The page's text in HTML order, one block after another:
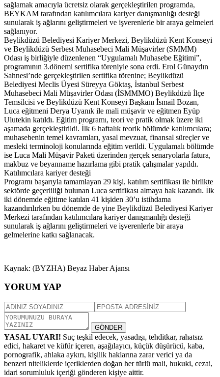
sağlamak amacıyla ücretsiz olarak gerçekleştirilen programda,
BEYKAM tarafından katılımcılara kariyer danışmanlığı desteği
sunularak iş ağlarını geliştirmeleri ve işverenlerle bir araya gelmeleri
sağlanıyor.
Beylikdüzü Belediyesi Kariyer Merkezi, Beylikdüzü Kent Konseyi
ve Beylikdüzü Serbest Muhasebeci Mali Müşavirler (SMMM)
Odası iş birliğiyle düzenlenen “Uygulamalı Muhasebe Eğitimi”,
programının 3.dönemi sertifika töreniyle sona erdi. Erol Günaydın
Sahnesi’nde gerçekleştirilen sertifika törenine; Beylikdüzü
Belediyesi Meclis Üyesi Süreyya Göktaş, İstanbul Serbest
Muhasebeci Mali Müşavirler Odası (İSMMMO) Beylikdüzü İlçe
Temsilcisi ve Beylikdüzü Kent Konseyi Başkanı İsmail Bozan,
Luca eğitmeni Derya Uyanık ile mali müşavir ve eğitmen Eyüp
Ulutekin katıldı. Eğitim programı, teori ve pratik olmak üzere iki
aşamada gerçekleştirildi. İlk 6 haftalık teorik bölümde katılımcılara;
muhasebenin temel kavramları, yasal mevzuat, finansal süreçler ve
mesleki terminoloji konularında eğitim verildi. Uygulamalı bölümde
ise Luca Mali Müşavir Paketi üzerinden gerçek senaryolarla fatura,
makbuz ve beyanname hazırlama gibi pratik çalışmalar yapıldı.
Katılımcılara kariyer desteği
Programı başarıyla tamamlayan 29 kişi, katılım sertifikası ile birlikte
sektörde geçerliliği bulunan Luca sertifikası almaya hak kazandı. İlk
iki dönemde eğitime katılan 41 kişiden 30’u istihdama
kazandırılırken bu dönemde de yine Beylikdüzü Belediyesi Kariyer
Merkezi tarafından katılımcılara kariyer danışmanlığı desteği
sunularak iş ağlarını geliştirmeleri ve işverenlerle bir araya
gelmelerine katkı sağlanacak.
Kaynak: (BYZHA) Beyaz Haber Ajansı
YORUM YAP
GÖNDER
YASAL UYARI! Suç teşkil edecek, yasadışı, tehditkar, rahatsız
edici, hakaret ve küfür içeren, aşağılayıcı, küçük düşürücü, kaba,
pornografik, ahlaka aykırı, kişilik haklarına zarar verici ya da
benzeri niteliklerde içeriklerden doğan her türlü mali, hukuki, cezai,
idari sorumluluk içeriği gönderen kişiye aittir.